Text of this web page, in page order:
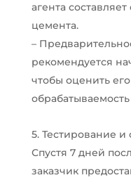
агента составляет
цемента.
–
рекомендуется
чтобы оценить
5. Тестирование и
Спустя 7 дней
заказчик